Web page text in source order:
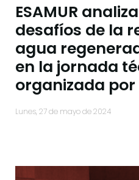
ESAMUR
desafíos de la
agua
en la jornada
organizada por
lunes, 27 de mayo de 2024